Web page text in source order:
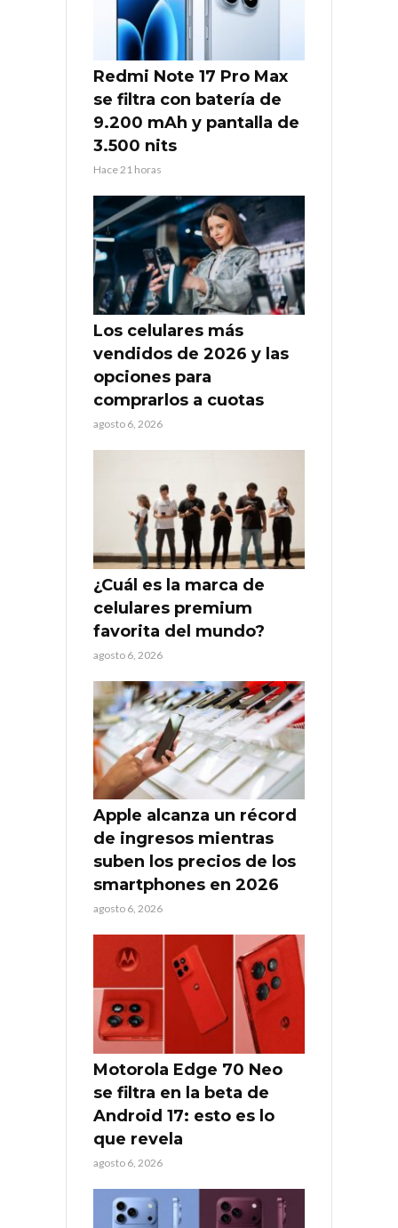
Redmi Note 17 Pro Max
se filtra con batería de
9.200 mAh y pantalla de
3.500 nits
Hace 21 horas
Los celulares más
vendidos de 2026 y las
opciones para
comprarlos a cuotas
agosto 6, 2026
¿Cuál es la marca de
celulares premium
favorita del mundo?
agosto 6, 2026
Apple alcanza un récord
de ingresos mientras
suben los precios de los
smartphones en 2026
agosto 6, 2026
Motorola Edge 70 Neo
se filtra en la beta de
Android 17: esto es lo
que revela
agosto 6, 2026